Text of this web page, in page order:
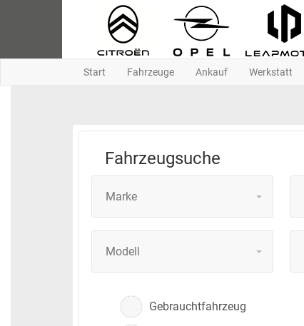
Start Fahrzeuge Ankauf Werkstatt
Fahrzeugsuche
Marke
Modell
Gebrauchtfahrzeug